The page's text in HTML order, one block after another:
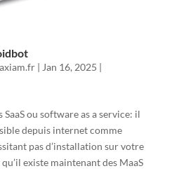
| Jan 16, 2025 |
ou software as a service: il
depuis internet comme
pas d’installation sur votre
existe maintenant des MaaS